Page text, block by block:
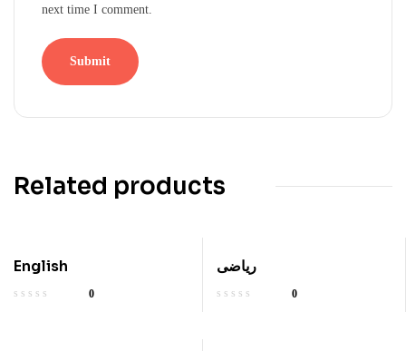
next time I comment.
Related products
English
0
ریاضی
0